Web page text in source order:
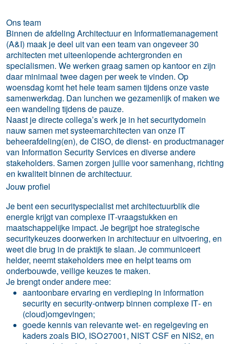
Ons team
Binnen de afdeling Architectuur en Informatiemanagement
(A&I) maak je deel uit van een team van ongeveer 30
architecten met uiteenlopende achtergronden en
specialismen. We werken graag samen op kantoor en zijn
daar minimaal twee dagen per week te vinden. Op
woensdag komt het hele team samen tijdens onze vaste
samenwerkdag. Dan lunchen we gezamenlijk of maken we
een wandeling tijdens de pauze.
Naast je directe collega’s werk je in het securitydomein
nauw samen met systeemarchitecten van onze IT
beheerafdeling(en), de CISO, de dienst- en productmanager
van Information Security Services en diverse andere
stakeholders. Samen zorgen jullie voor samenhang, richting
en kwaliteit binnen de architectuur.
Jouw profiel
Je bent een securityspecialist met architectuurblik die
energie krijgt van complexe IT‑vraagstukken en
maatschappelijke impact. Je begrijpt hoe strategische
securitykeuzes doorwerken in architectuur en uitvoering, en
weet die brug in de praktijk te slaan. Je communiceert
helder, neemt stakeholders mee en helpt teams om
onderbouwde, veilige keuzes te maken.
Je brengt onder andere mee:
aantoonbare ervaring en verdieping in information
security en security‑ontwerp binnen complexe IT‑ en
(cloud)omgevingen;
goede kennis van relevante wet- en regelgeving en
kaders zoals BIO, ISO 27001, NIST CSF en NIS2, en